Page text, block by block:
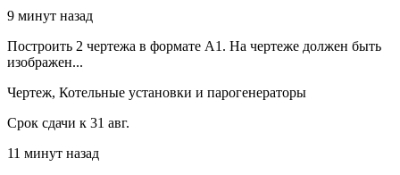
9 минут назад
Построить 2 чертежа в формате А1. На чертеже должен быть
изображен...
Чертеж, Котельные установки и парогенераторы
Срок сдачи к 31 авг.
11 минут назад